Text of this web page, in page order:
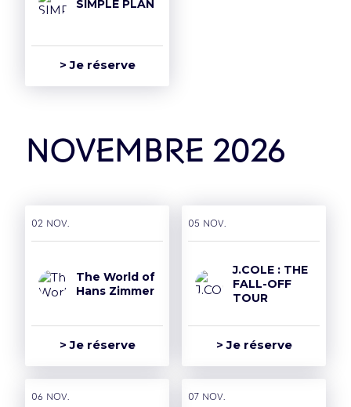
SIMPLE PLAN
> Je réserve
novembre 2026
02 nov.
The World of
Hans Zimmer
> Je réserve
05 nov.
J.COLE : THE
FALL-OFF
TOUR
> Je réserve
06 nov. 07 nov.